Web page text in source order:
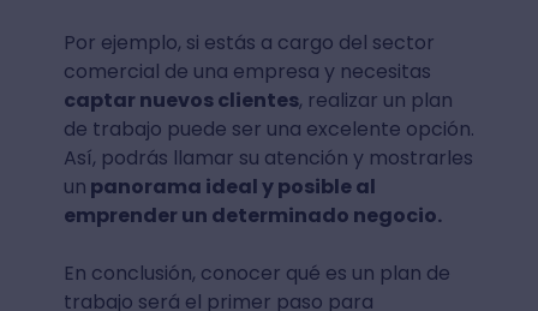
Por ejemplo, si estás a cargo del sector
comercial de una empresa y necesitas
captar nuevos clientes, realizar un plan
de trabajo puede ser una excelente opción.
Así, podrás llamar su atención y mostrarles
un panorama ideal y posible al
emprender un determinado negocio.
En conclusión, conocer qué es un plan de
trabajo será el primer paso para